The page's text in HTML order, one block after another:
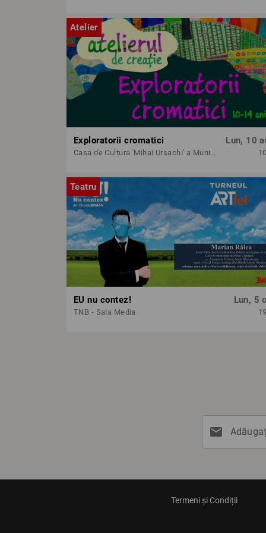
Atelier
Exploratorii cromatici
Casa de Cultura 'Mihai Ursachi' a Municipiului Iasi
Lun, 10
Teatru
EU nu contez!
TNB - Sala Media
Lun, 5
mail
Termeni și Condiții